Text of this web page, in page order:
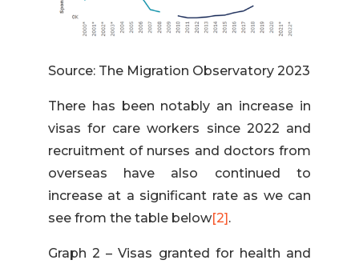
Source: The Migration Observatory 2023
There has been notably an increase in
visas for care workers since 2022 and
recruitment of nurses and doctors from
overseas have also continued to
increase at a significant rate as we can
see from the table below[2] .
Graph 2 – Visas granted for health and